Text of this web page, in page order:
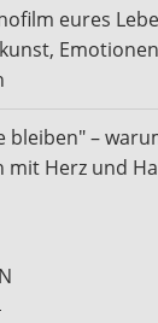
eures
bleiben" –
mit Herz und